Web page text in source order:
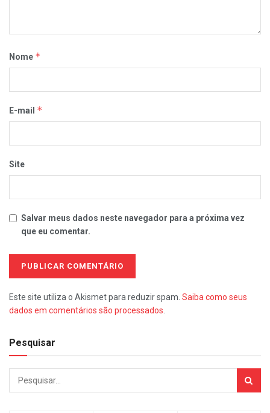
Nome *
E-mail *
Site
Salvar meus dados neste navegador para a próxima vez
que eu comentar.
Este site utiliza o Akismet para reduzir spam. Saiba como seus
dados em comentários são processados
Pesquisar